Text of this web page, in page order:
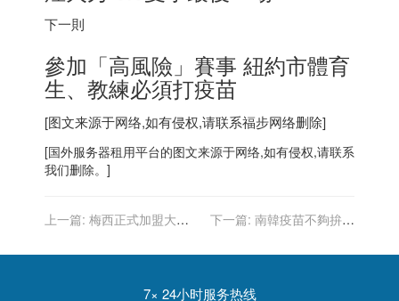
下一則
參加「高風險」賽事 紐約市體育
生、教練必須打疫苗
[图文来源于网络,如有侵权,请联系福步网络删除]
[国外服务器租用平台的图文来源于网络,如有侵权,请联系
我们删除。]
上一篇: 梅西正式加盟大巴
30號球衣
下一篇: 南韓疫苗不夠拚命
瓶輝瑞
7× 24小时服务热线